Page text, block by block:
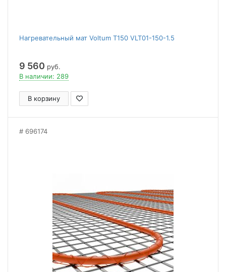
Нагревательный мат Voltum Т150 VLT01-150-1.5
9 560 руб.
В наличии: 289
В корзину
696174